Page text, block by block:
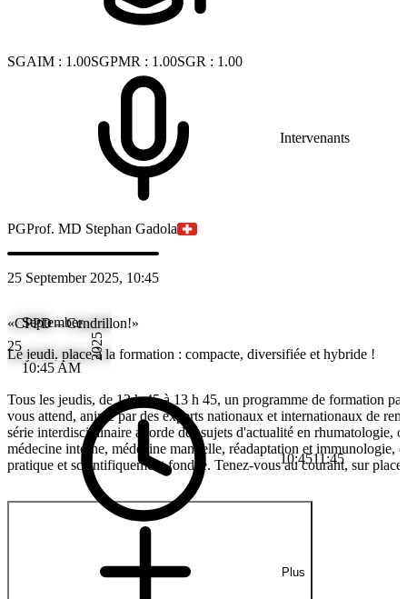
SGAIM : 1.00SGPMR : 1.00SGR : 1.00
Intervenants
PGProf. MD Stephan Gadola
25 September 2025, 10:45
25
September
10:45 AM
2025
10:4511:45
«CPPD – Cendrillon!»
Le jeudi, place à la formation : compacte, diversifiée et hybride !
Tous les jeudis, de 12 h 45 à 13 h 45, un programme de formation
vous attend, animé par des experts nationaux et internationaux de
série interdisciplinaire aborde des sujets d'actualité en rhumatologie,
médecine interne, médecine manuelle, réadaptation et immunologie,
pratique et scientifiquement fondée. Tenez-vous au courant, sur
Plus